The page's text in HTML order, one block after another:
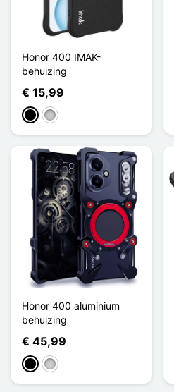
Honor 400 IMAK-
behuizing
€ 15,99
ZwartTransparant
Honor 400 aluminium
behuizing
€ 45,99
ZwartZilver